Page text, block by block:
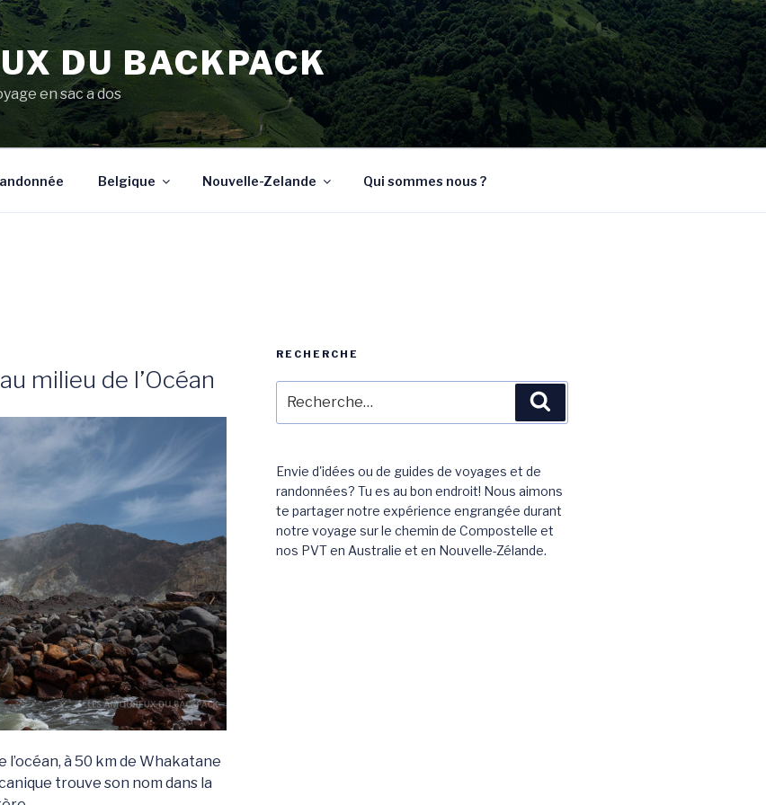
DU BACKPACK
en sac a dos
Belgique Nouvelle-Zelande Qui sommes nous ?
milieu de l’Océan
l’océan, à 50 km de Whakatane
trouve son nom dans la
RECHERCHE
pour
:
Envie d'idées ou de guides de voyages et de
randonnées? Tu es au bon endroit! Nous aimons
te partager notre expérience engrangée durant
notre voyage sur le chemin de Compostelle et
nos PVT en Australie et en Nouvelle-Zélande.